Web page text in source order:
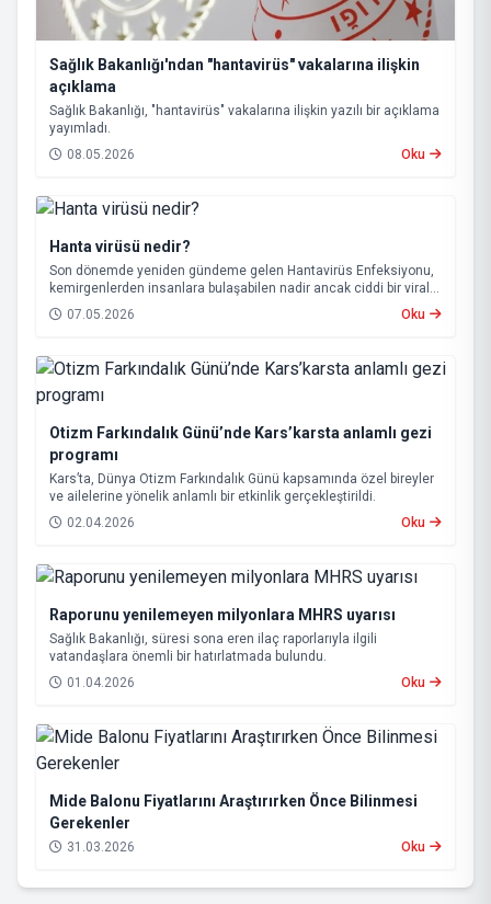
Sağlık Bakanlığı'ndan "hantavirüs" vakalarına ilişkin
açıklama
Sağlık Bakanlığı, "hantavirüs" vakalarına ilişkin yazılı bir açıklama
yayımladı.
08.05.2026
Oku
Hanta virüsü nedir?
Son dönemde yeniden gündeme gelen Hantavirüs Enfeksiyonu,
kemirgenlerden insanlara bulaşabilen nadir ancak ciddi bir viral
hastalık olarak biliniyor.
07.05.2026 Oku
Otizm Farkındalık Günü’nde Kars’karsta anlamlı gezi
programı
Kars’ta, Dünya Otizm Farkındalık Günü kapsamında özel bireyler
ve ailelerine yönelik anlamlı bir etkinlik gerçekleştirildi.
02.04.2026
Oku
Raporunu yenilemeyen milyonlara MHRS uyarısı
Sağlık Bakanlığı, süresi sona eren ilaç raporlarıyla ilgili
vatandaşlara önemli bir hatırlatmada bulundu.
01.04.2026
Oku
Mide Balonu Fiyatlarını Araştırırken Önce Bilinmesi
Gerekenler
31.03.2026 Oku